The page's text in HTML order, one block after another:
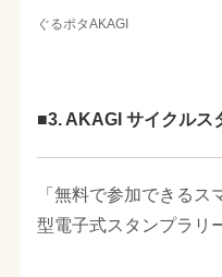
ぐるポタAKAGI
■3. AKAGI サイクルス
「無料で参加できる
型電子式スタンプラリ